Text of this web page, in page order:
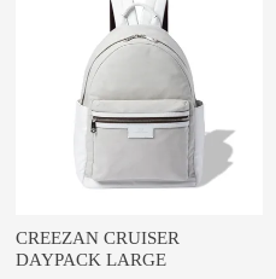
CREEZAN CRUISER
DAYPACK LARGE